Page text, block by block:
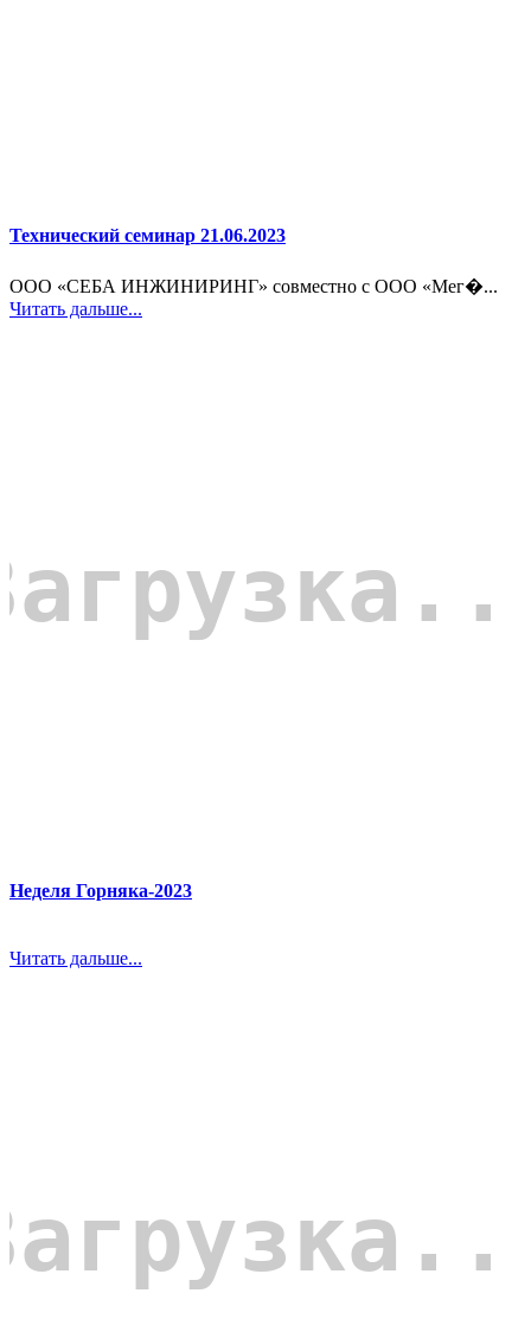
Технический семинар 21.06.2023
ООО «СЕБА ИНЖИНИРИНГ» совместно с ООО «Мег�...
Читать дальше...
Неделя Горняка-2023
Читать дальше...